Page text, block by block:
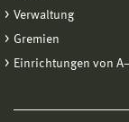
Verwaltung
Gremien
Einrichtungen von